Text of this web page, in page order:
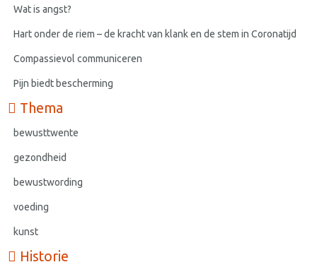
Wat is angst?
Hart onder de riem – de kracht van klank en de stem in Coronatijd
Compassievol communiceren
Pijn biedt bescherming
Thema
bewusttwente
gezondheid
bewustwording
voeding
kunst
Historie